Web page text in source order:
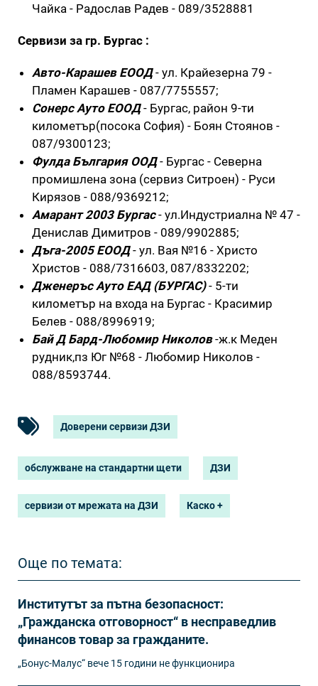
Чайка - Радослав Радев - 089/3528881
Сервизи за гр. Бургас :
Aвто-Карашев ЕООД- ул. Крайезерна 79 -
Пламен Карашев - 087/7755557;
Сонерс Ауто ЕООД- Бургас, район 9-ти
километър(посока София) - Боян Стоянов -
087/9300123;
Фулда България ООД- Бургас - Северна
промишлена зона (сервиз Ситроен) - Руси
Кирязов - 088/9369212;
Амарант 2003 Бургас- ул.Индустриална № 47 -
Денислав Димитров - 089/9902885;
Дъга-2005 ЕООД- ул. Вая №16 - Христо
Христов - 088/7316603, 087/8332202;
Дженеръс Ауто ЕАД (БУРГАС)- 5-ти
километър на входа на Бургас - Красимир
Белев - 088/8996919;
Бай Д Бард-Любомир Николов-ж.к Меден
рудник,пз Юг №68 - Любомир Николов -
088/8593744.
Доверени сервизи ДЗИ
обслужване на стандартни щети ДЗИ
сервизи от мрежата на ДЗИ Каско +
Още по темата:
Институтът за пътна безопасност:
„Гражданска отговорност“ в несправедлив
финансов товар за гражданите.
„Бонус-Малус“ вече 15 години не функционира